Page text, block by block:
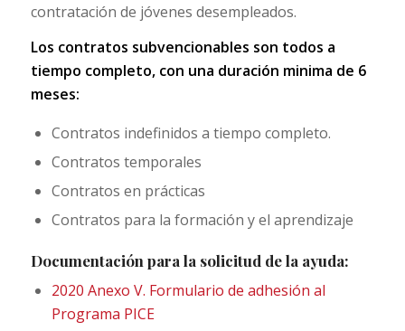
contratación de jóvenes desempleados.
Los contratos subvencionables son todos a
tiempo completo, con una duración minima de 6
meses:
Contratos indefinidos a tiempo completo.
Contratos temporales
Contratos en prácticas
Contratos para la formación y el aprendizaje
Documentación para la solicitud de la ayuda:
2020 Anexo V. Formulario de adhesión al
Programa PICE